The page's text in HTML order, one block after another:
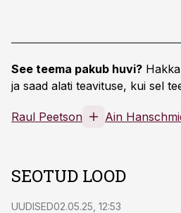
See teema pakub huvi?
ja saad alati teavituse, kui sel
Raul Peetson Ain
SEOTUD LOOD
UUDISED02.05.25, 12:53